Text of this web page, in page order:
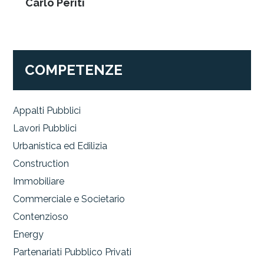
COMPETENZE
Appalti Pubblici
Lavori Pubblici
Urbanistica ed Edilizia
Construction
Immobiliare
Commerciale e Societario
Contenzioso
Energy
Partenariati Pubblico Privati